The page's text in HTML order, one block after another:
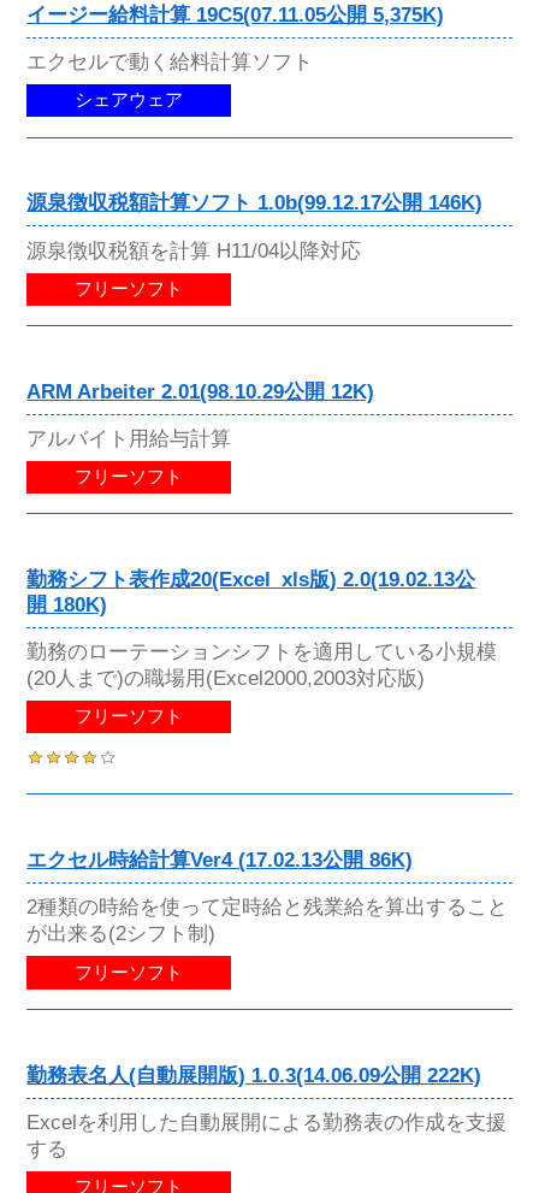
イージー給料計算 19C5(07.11.05公開 5,375K)
エクセルで動く給料計算ソフト
シェアウェア
源泉徴収税額計算ソフト 1.0b(99.12.17公開 146K)
源泉徴収税額を計算 H11/04以降対応
フリーソフト
ARM Arbeiter 2.01(98.10.29公開 12K)
アルバイト用給与計算
フリーソフト
勤務シフト表作成20(Excel_xls版) 2.0(19.02.13公
開 180K)
勤務のローテーションシフトを適用している小規模
(20人まで)の職場用(Excel2000,2003対応版)
フリーソフト
エクセル時給計算Ver4 (17.02.13公開 86K)
2種類の時給を使って定時給と残業給を算出すること
が出来る(2シフト制)
フリーソフト
勤務表名人(自動展開版) 1.0.3(14.06.09公開 222K)
Excelを利用した自動展開による勤務表の作成を支援
する
フリーソフト